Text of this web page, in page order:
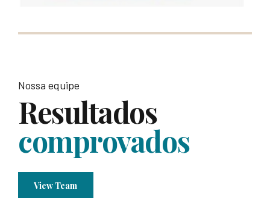
Nossa equipe
Resultados
comprovados